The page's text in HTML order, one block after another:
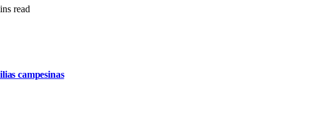
read
campesinas